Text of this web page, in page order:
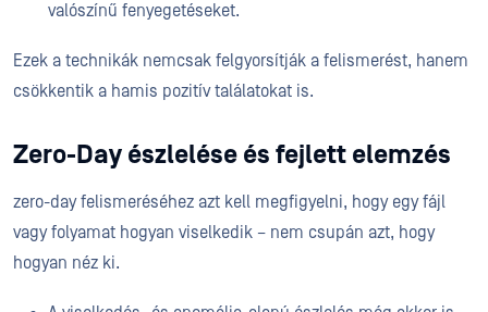
valószínű fenyegetéseket.
Ezek a technikák nemcsak felgyorsítják a felismerést, hanem
csökkentik a hamis pozitív találatokat is.
Zero-Day észlelése és fejlett elemzés
zero-day felismeréséhez azt kell megfigyelni, hogy egy fájl
vagy folyamat hogyan viselkedik – nem csupán azt, hogy
hogyan néz ki.